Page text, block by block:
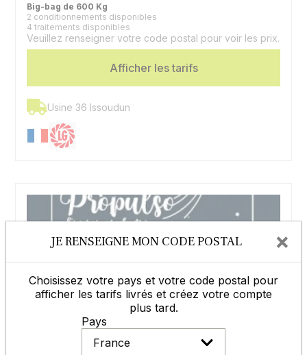
Big-bag de 600 Kg
2 conditionnements disponibles
4 traitements disponibles
Veuillez renseigner votre code postal pour voir les prix.
Afficher les tarifs
Usine 36 Issoudun
Blé tendre PROPULSO VIBRANCE
JE RENSEIGNE MON CODE POSTAL ×
Choisissez votre pays et votre code postal pour
afficher les tarifs livrés et créez votre compte
plus tard.
Pays